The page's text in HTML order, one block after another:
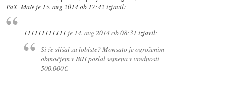
PaX_MaNje 15. avg 2014 ob 17:42 izjavil:
111111111111 je 14. avg 2014 ob 08:31 izjavil:
Si že slišal za lobiste? Monsato je ogroženim
območjem v BiH poslal semena v vrednosti
500.000€.